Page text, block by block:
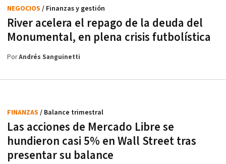
River acelera el repago de la deuda del
Monumental, en plena crisis futbolística
NEGOCIOS / Finanzas y gestión
PorAndrés Sanguinetti
Las acciones de Mercado Libre se
hundieron casi 5% en Wall Street tras
presentar su balance
FINANZAS / Balance trimestral